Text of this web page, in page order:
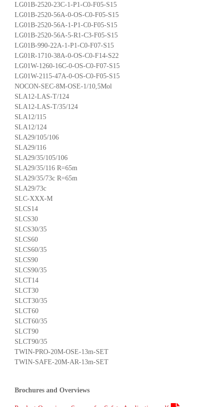
LG01B-2520-23C-1-P1-C0-F05-S15
LG01B-2520-56A-0-OS-C0-F05-S15
LG01B-2520-56A-1-P1-C0-F05-S15
LG01B-2520-56A-5-R1-C3-F05-S15
LG01B-990-22A-1-P1-C0-F07-S15
LG01R-1710-38A-0-OS-C0-F14-S22
LG01W-1260-16C-0-OS-C0-F07-S15
LG01W-2115-47A-0-OS-C0-F05-S15
NOCON-SEC-8M-OSE-1/10,5Mol
SLA12-LAS-T/124
SLA12-LAS-T/35/124
SLA12/115
SLA12/124
SLA29/105/106
SLA29/116
SLA29/35/105/106
SLA29/35/116 R=65m
SLA29/35/73c R=65m
SLA29/73c
SLC-XXX-M
SLCS14
SLCS30
SLCS30/35
SLCS60
SLCS60/35
SLCS90
SLCS90/35
SLCT14
SLCT30
SLCT30/35
SLCT60
SLCT60/35
SLCT90
SLCT90/35
TWIN-PRO-20M-OSE-13m-SET
TWIN-SAFE-20M-AR-13m-SET
Brochures and Overviews